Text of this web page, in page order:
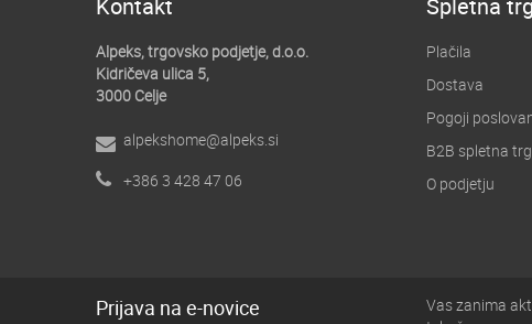
Kontakt
Alpeks, trgovsko podjetje, d.o.o.
Kidričeva ulica 5,
3000 Celje
alpekshome@alpeks.si
+386 3 428 47 06
Spletna
Plačila
Dostava
Pogoji
B2B spletna
O podjetju
Prijava na e-novice
Vas zanima